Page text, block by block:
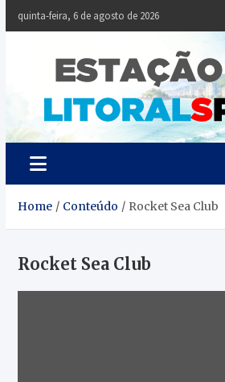
quinta-feira, 6 de agosto de 2026
Home Conteúdo Rocket Sea Club
Rocket Sea Club